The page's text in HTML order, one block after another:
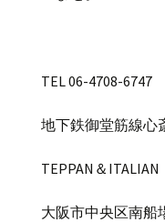
TEL 06-4708-6747
地下鉄御堂筋線
TEPPAN＆
大阪市中央区南船